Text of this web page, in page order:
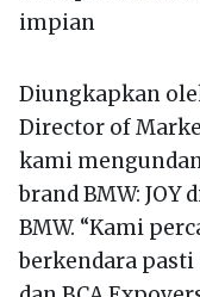
impian
Diungkapkan
Director of
kami
brand BMW: JOY
BMW. “Kami
berkendara pasti